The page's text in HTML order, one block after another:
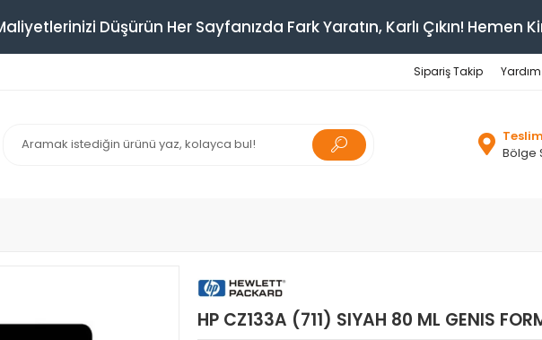
Düşürün Her Sayfanızda Fark Yaratın, Karlı Çıkın! Hemen
Sipariş Takip Yardım
Bölge
HP CZ133A (711) SIYAH 80 ML GENIS